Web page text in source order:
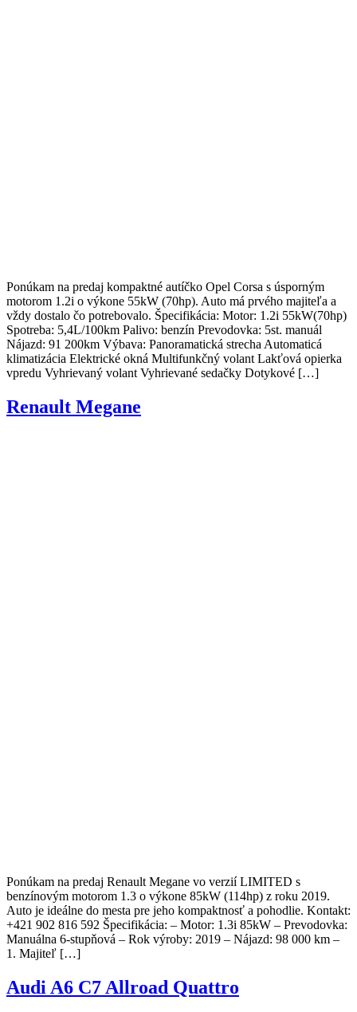
Ponúkam na predaj kompaktné autíčko Opel Corsa s úsporným
motorom 1.2i o výkone 55kW (70hp). Auto má prvého majiteľa a
vždy dostalo čo potrebovalo. Špecifikácia: Motor: 1.2i 55kW(70hp)
Spotreba: 5,4L/100km Palivo: benzín Prevodovka: 5st. manuál
Nájazd: 91 200km Výbava: Panoramatická strecha Automaticá
klimatizácia Elektrické okná Multifunkčný volant Lakťová opierka
vpredu Vyhrievaný volant Vyhrievané sedačky Dotykové […]
Renault Megane
Ponúkam na predaj Renault Megane vo verzií LIMITED s
benzínovým motorom 1.3 o výkone 85kW (114hp) z roku 2019.
Auto je ideálne do mesta pre jeho kompaktnosť a pohodlie. Kontakt:
+421 902 816 592 Špecifikácia: – Motor: 1.3i 85kW – Prevodovka:
Manuálna 6-stupňová – Rok výroby: 2019 – Nájazd: 98 000 km –
1. Majiteľ […]
Audi A6 C7 Allroad Quattro